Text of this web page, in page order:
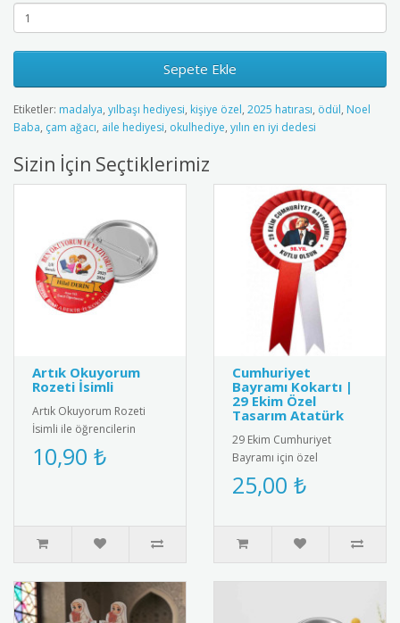
Sepete Ekle
Etiketler: madalya, yılbaşı hediyesi, kişiye özel, 2025 hatırası, ödül, Noel
Baba, çam ağacı, aile hediyesi, okulhediye, yılın en iyi dedesi
Sizin İçin Seçtiklerimiz
Artık Okuyorum
Rozeti İsimli
Artık Okuyorum Rozeti
İsimli ile öğrencilerin
başarısını kişiselleştirin!
Özel isim baskılı tasarımı..
10,90 ₺
Cumhuriyet
Bayramı Kokartı |
29 Ekim Özel
Tasarım Atatürk
29 Ekim Cumhuriyet
Bayramı için özel
tasarlanmış, kaliteli metal
ve emaye malzemeden
25,00 ₺